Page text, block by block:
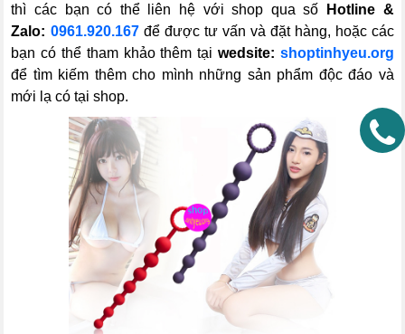
thì các bạn có thể liên hệ với shop qua số
Hotline &
Zalo: 0961.920.167để được tư vấn và đặt hàng, hoặc các
bạn có thể tham khảo thêm tại wedsite: shoptinhyeu.org
để tìm kiếm thêm cho mình những sản phẩm độc đáo và
mới lạ có tại shop.